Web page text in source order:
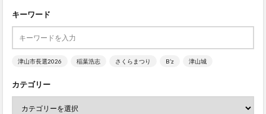
キーワード
津山市長選2026 稲葉浩志 さくらまつり B’z 津山城
カテゴリー